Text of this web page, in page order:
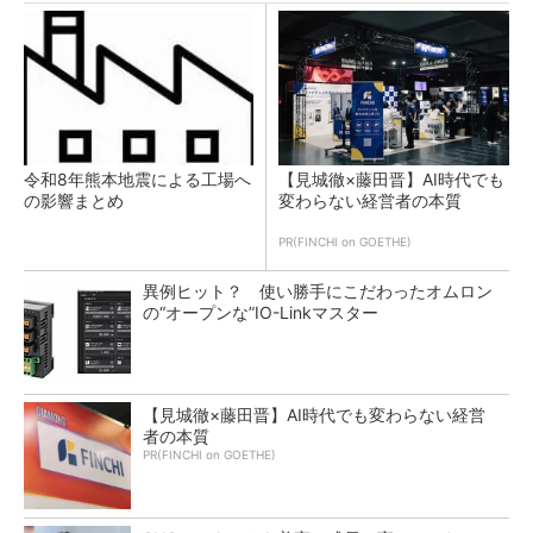
令和8年熊本地震による工場へ
の影響まとめ
【見城徹×藤田晋】AI時代でも
変わらない経営者の本質
PR(FINCHI on GOETHE)
異例ヒット？ 使い勝手にこだわったオムロン
の“オープンな”IO-Linkマスター
【見城徹×藤田晋】AI時代でも変わらない経営
者の本質
PR(FINCHI on GOETHE)